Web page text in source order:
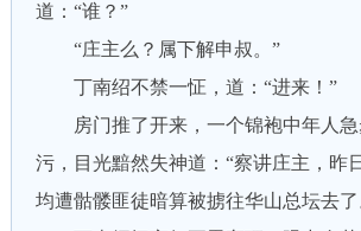
道：“谁？”
“庄主么？属下解申叔。”
丁南绍不禁一怔，道：“进来！”
房门推了开来，一个锦袍中年人急
污，目光黯然失神道：“察讲庄主，昨
均遭骷髅匪徒暗算被掳往华山总坛去了